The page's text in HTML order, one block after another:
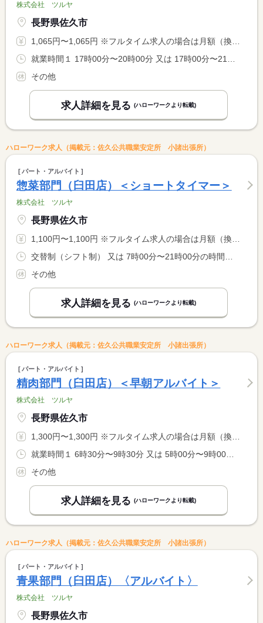
株式会社 ツルヤ
長野県佐久市
1,065円〜1,065円 ※フルタイム求人の場合は月額（換算額）、パート求人の場合は時間額を表示しています。
その他
求人詳細を見る (ハローワークより転載)
ハローワーク求人（掲載元：佐久公共職業安定所 小諸出張所）
パート・アルバイト
惣菜部門（臼田店）＜ショートタイマー＞
株式会社 ツルヤ
長野県佐久市
1,100円〜1,100円 ※フルタイム求人の場合は月額（換算額）、パート求人の場合は時間額を表示しています。
その他
求人詳細を見る (ハローワークより転載)
ハローワーク求人（掲載元：佐久公共職業安定所 小諸出張所）
パート・アルバイト
精肉部門（臼田店）＜早朝アルバイト＞
株式会社 ツルヤ
長野県佐久市
1,300円〜1,300円 ※フルタイム求人の場合は月額（換算額）、パート求人の場合は時間額を表示しています。
その他
求人詳細を見る (ハローワークより転載)
ハローワーク求人（掲載元：佐久公共職業安定所 小諸出張所）
パート・アルバイト
青果部門（臼田店）〈アルバイト〉
株式会社 ツルヤ
長野県佐久市